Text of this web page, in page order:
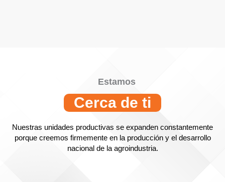
Estamos
Cerca de ti
Nuestras unidades productivas se expanden constantemente
porque creemos firmemente en la producción y el desarrollo
nacional de la agroindustria.